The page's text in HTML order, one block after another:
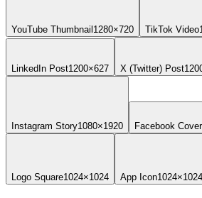
YouTube Thumbnail 1280×720 TikTok Video
LinkedIn Post1200×627 X (Twitter) Post
Instagram Story1080×1920 Facebook Cover
Logo Square1024×1024 App Icon1024×1024